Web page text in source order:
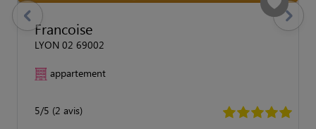
Francoise
LYON 02 69002
appartement
5/5 (2 avis)
previous Suivant